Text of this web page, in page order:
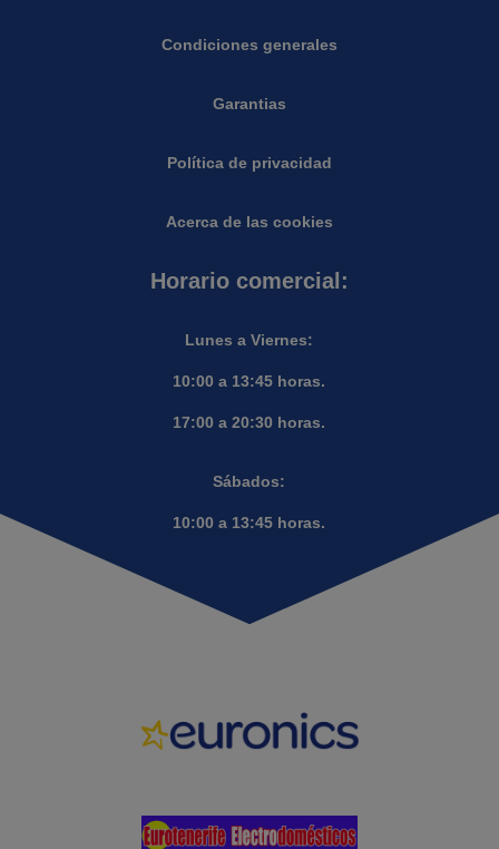
Condiciones generales
Garantias
Política de privacidad
Acerca de las cookies
Horario comercial:
Lunes a Viernes:
10:00 a 13:45 horas.
17:00 a 20:30 horas.
Sábados:
10:00 a 13:45 horas.